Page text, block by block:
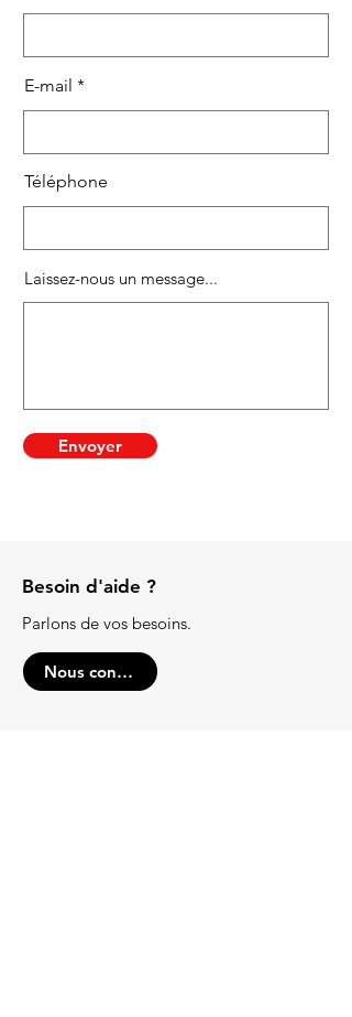
E-mail
Téléphone
Laissez-nous un message...
Envoyer
Besoin d'aide ?
Parlons de vos besoins.
Nous contacter